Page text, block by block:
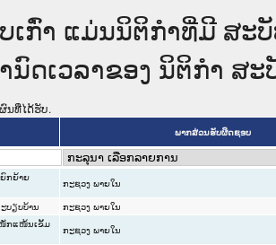
ເກົ່າ ແມ່ນນິຕິກໍາທີ່ມີ ສ
ດເວລາຂອງ ນິຕິກໍາ ສະ
ນທີ່ໄດ້ຮັບ.
ພາກສ່ວນຮັບຜິດຊອບ
ກຍ້າຍ
ກະຊວງ ພາຍໃນ
ບຽບບ້ານ
ກະຊວງ ພາຍໃນ
ໜັກແໜ້ນເຂັ້ມ
ກະຊວງ ພາຍໃນ